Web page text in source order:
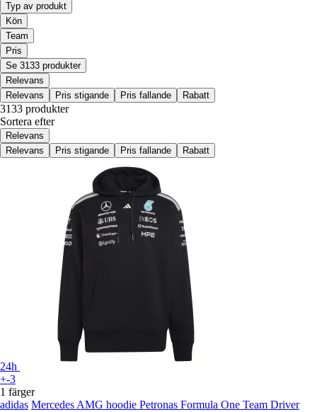
Typ av produkt
Kön
Team
Pris
Se 3133 produkter
Relevans
Relevans
Pris stigande Pris fallande Rabatt
3133 produkter
Sortera efter
Relevans
Relevans
Pris stigande Pris fallande Rabatt
24h
+-3
1 färger
adidas Mercedes AMG hoodie Petronas Formula One Team Driver